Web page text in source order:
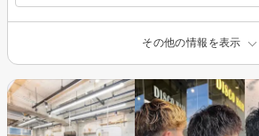
その他の情報を表示